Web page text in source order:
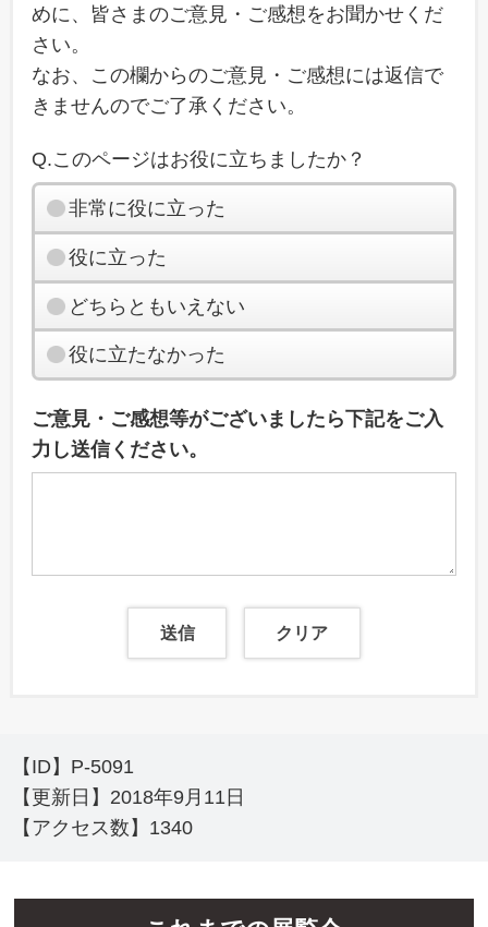
めに、皆さまのご意見・ご感想をお聞かせくだ
さい。
なお、この欄からのご意見・ご感想には返信で
きませんのでご了承ください。
Q.このページはお役に立ちましたか？
非常に役に立った
役に立った
どちらともいえない
役に立たなかった
ご意見・ご感想等がございましたら下記をご入
力し送信ください。
【ID】 P-5091
【更新日】 2018年9月11日
【アクセス数】 1340